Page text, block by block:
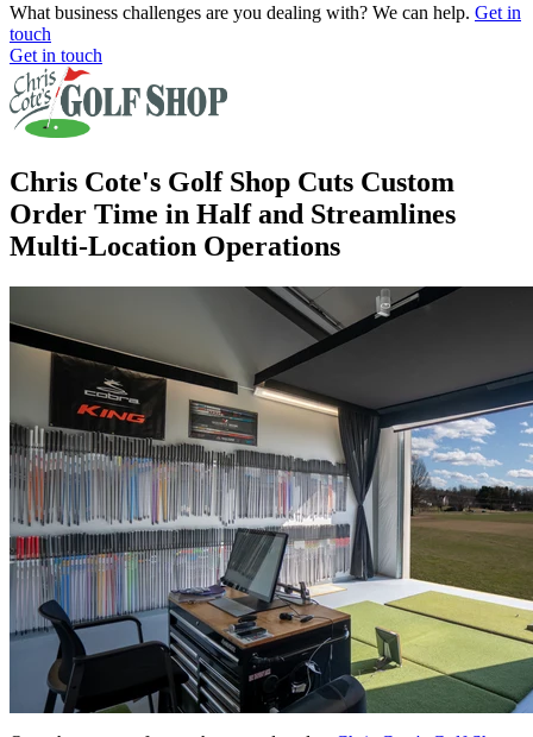
What business challenges are you dealing with? We can help. Get in
touch
Get in touch
Chris Cote's Golf Shop Cuts Custom
Order Time in Half and Streamlines
Multi-Location Operations